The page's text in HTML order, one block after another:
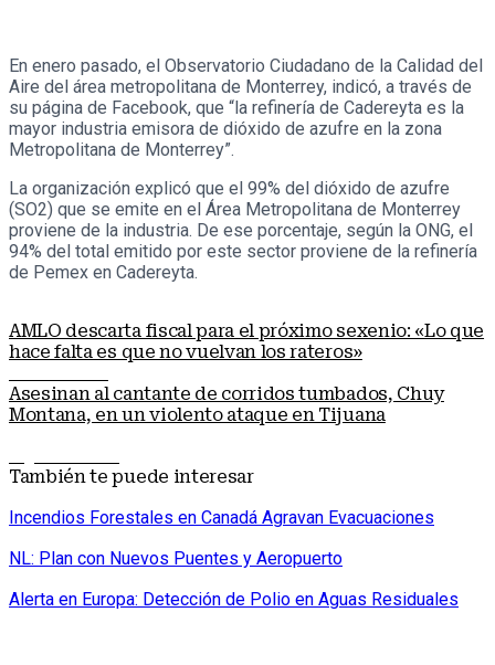
En enero pasado, el Observatorio Ciudadano de la Calidad del
Aire del área metropolitana de Monterrey, indicó, a través de
su página de Facebook, que “la refinería de Cadereyta es la
mayor industria emisora de dióxido de azufre en la zona
Metropolitana de Monterrey”.
La organización explicó que el 99% del dióxido de azufre
(SO2) que se emite en el Área Metropolitana de Monterrey
proviene de la industria. De ese porcentaje, según la ONG, el
94% del total emitido por este sector proviene de la refinería
de Pemex en Cadereyta.
AMLO descarta fiscal para el próximo sexenio: «Lo que
hace falta es que no vuelvan los rateros»
Asesinan al cantante de corridos tumbados, Chuy
Montana, en un violento ataque en Tijuana
También te puede interesar
Incendios Forestales en Canadá Agravan Evacuaciones
NL: Plan con Nuevos Puentes y Aeropuerto
Alerta en Europa: Detección de Polio en Aguas Residuales